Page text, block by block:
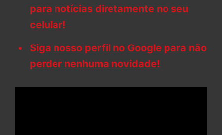
para notícias diretamente no seu
celular!
Siga nosso perfil no Google para não
perder nenhuma novidade!